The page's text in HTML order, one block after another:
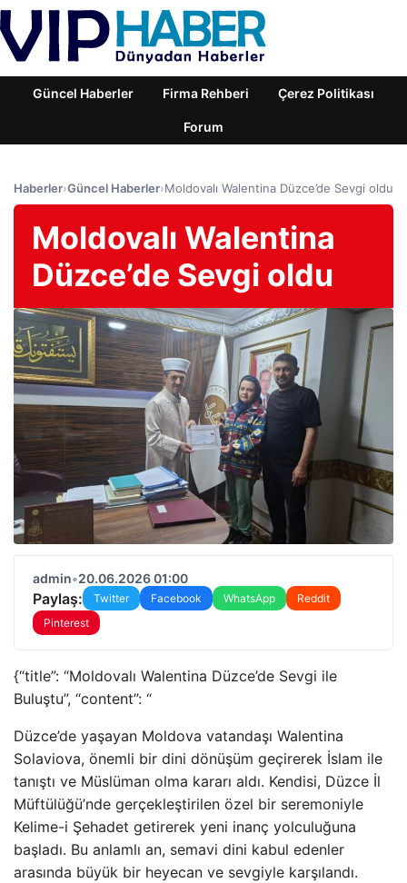
Güncel Haberler Firma Rehberi Çerez Politikası
Forum
Haberler›Güncel Haberler›Moldovalı Walentina Düzce’de Sevgi oldu
Moldovalı Walentina
Düzce’de Sevgi oldu
admin•20.06.2026 01:00
Paylaş: Twitter Facebook WhatsApp
Reddit
Pinterest
{“title”: “Moldovalı Walentina Düzce’de Sevgi ile
Buluştu”, “content”: “
Düzce’de yaşayan Moldova vatandaşı Walentina
Solaviova, önemli bir dini dönüşüm geçirerek İslam ile
tanıştı ve Müslüman olma kararı aldı. Kendisi, Düzce İl
Müftülüğü’nde gerçekleştirilen özel bir seremoniyle
Kelime-i Şehadet getirerek yeni inanç yolculuğuna
başladı. Bu anlamlı an, semavi dini kabul edenler
arasında büyük bir heyecan ve sevgiyle karşılandı.